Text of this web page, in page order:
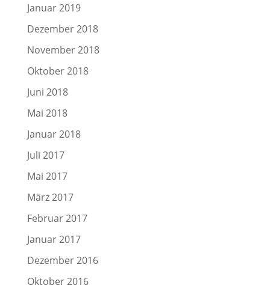
Januar 2019
Dezember 2018
November 2018
Oktober 2018
Juni 2018
Mai 2018
Januar 2018
Juli 2017
Mai 2017
März 2017
Februar 2017
Januar 2017
Dezember 2016
Oktober 2016